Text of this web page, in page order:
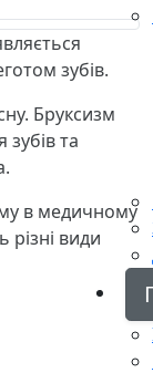
зубів.
Бруксизм
та
в медичному
види